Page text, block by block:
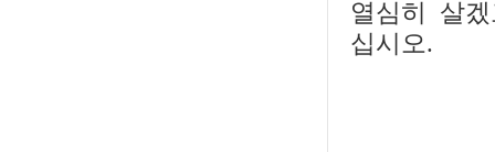
열심히 살겠
십시오.